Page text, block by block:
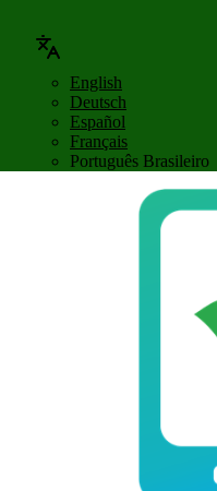
English
Deutsch
Español
Français
Português Brasileiro